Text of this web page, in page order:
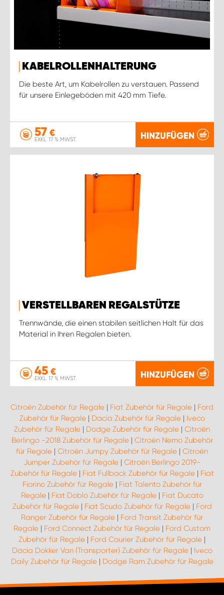
KABELROLLENHALTERUNG
Die beste Art, um Kabelrollen zu verstauen. Passend
für unsere Einlegeböden mit 420 mm Tiefe.
57 €
EXKL. 17 % MWST. HINZUFÜGEN
VERSTELLBAREN REGALSTÜTZE
Trennwände, die einen stabilen seitlichen Halt für das
Material in Ihren Regalen bieten.
45 €
EXKL. 17 % MWST. HINZUFÜGEN
Citroën Zubehör für Regale | Fiat Zubehör für Regale | Ford
Zubehör für Regale| Dacia Zubehör für Regale| Iveco
Zubehör für Regale | Dodge Zubehör für Regale | Citroën
Berlingo -2018 Zubehör für Regale| Citroën Nemo Zubehör
für Regale | Citroën Jumpy Zubehör für Regale | Citroën
Jumper Zubehör für Regale | Citroën Berlingo 2019-
Zubehör für Regale| Fiat Fullback Zubehör für Regale| Fiat
Fiorino Zubehör für Regale| Fiat Talento Zubehör für
Regale| Fiat Doblo Zubehör für Regale| Fiat Ducato
Zubehör für Regale| Fiat Scudo Zubehör für Regale| Ford
Ranger Zubehör für Regale | Ford Transit Zubehör für
Regale | Ford Connect Zubehör für Regale | Ford Custom
Zubehör für Regale | Ford Courier Zubehör für Regale |
Dacia Dokker Van (Transporter) Zubehör für Regale| Iveco
Daily Zubehör für Regale| Dodge Ram Zubehör für Regale